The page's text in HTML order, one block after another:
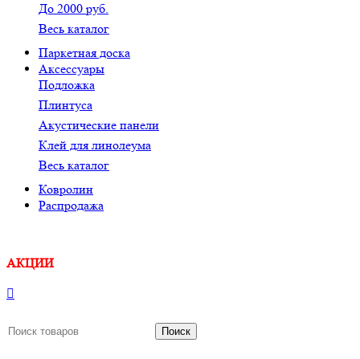
До 2000 руб.
Весь каталог
Паркетная доска
Аксессуары
Подложка
Плинтуса
Акустические панели
Клей для линолеума
Весь каталог
Ковролин
Распродажа
АКЦИИ
Поиск